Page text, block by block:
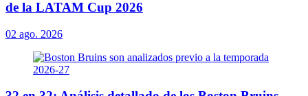
de la LATAM Cup 2026
02 ago. 2026